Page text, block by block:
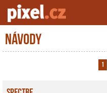
Server o natáčení a zpracování videa
Návody
1
Spectre